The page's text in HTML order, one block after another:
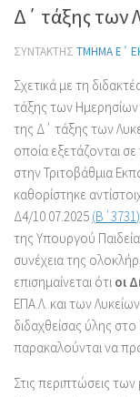
Δ΄ τάξης των
ΣΥΝΤΆΚΤΗΣ ΤΜΉΜΑ Ε΄
Σχετικά με τη
τάξης των
της Δ΄ τάξης των
οποία εξετάζονται
στην Τριτοβάθμια
καθορίστηκε
Δ4/10.07.2025 (Β΄3731)
της Υπουργού
συνέχεια της
επισημαίνεται ότι οι
ΕΠΑ.Λ. και των
διδαχθείσας ύλης
παρακαλούνται να
Στις περιπτώσεις